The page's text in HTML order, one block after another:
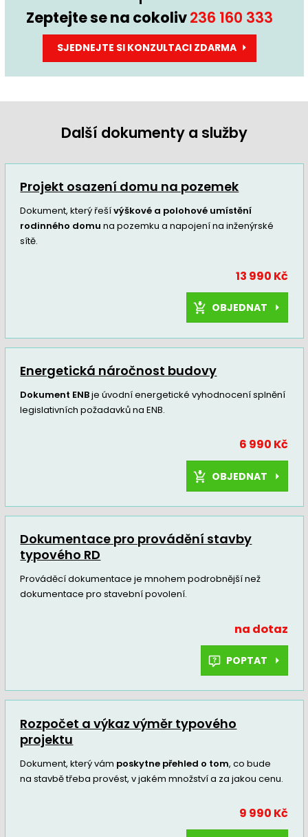
Zeptejte se na cokoliv236 160 333
SJEDNEJTE SI KONZULTACI ZDARMA
Další dokumenty a služby
Projekt osazení domu na pozemek
Dokument, který řešívýškové a polohové umístění
rodinného domu na pozemku a napojení na inženýrské
sítě.
13 990 Kč
OBJEDNAT
Energetická náročnost budovy
Dokument ENBje úvodní energetické vyhodnocení splnění
legislativních požadavků na ENB.
6 990 Kč
OBJEDNAT
Dokumentace pro provádění stavby
typového RD
Prováděcí dokumentace je mnohem podrobnější než
dokumentace pro stavební povolení.
na dotaz
POPTAT
Rozpočet a výkaz výměr typového
projektu
Dokument, který vám poskytne přehled o tom, co bude
na stavbě třeba provést, v jakém množství a za jakou cenu.
9 990 Kč